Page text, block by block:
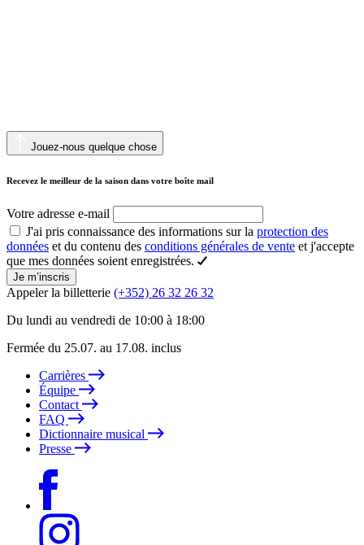
Jouez-nous quelque chose
Recevez le meilleur de la saison dans votre boîte mail
Votre adresse e-mail
J'ai pris connaissance des informations sur la protection des
données et du contenu des conditions générales de vente et j'accepte
que mes données soient enregistrées.
Je m’inscris
Appeler la billetterie (+352) 26 32 26 32
Du lundi au vendredi de 10:00 à 18:00
Fermée du 25.07. au 17.08. inclus
Carrières
Équipe
Contact
FAQ
Dictionnaire musical
Presse